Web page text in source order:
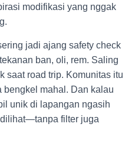
modifikasi yang nggak
jadi ajang safety check
ban, oli, rem. Saling
saat road trip. Komunitas itu
mahal. Dan kalau
unik di lapangan ngasih
filter juga